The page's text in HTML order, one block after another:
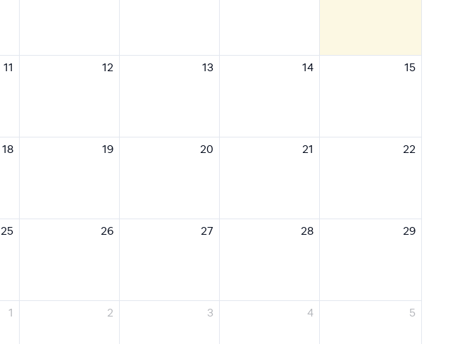
11 12 13 14 15
18 19 20 21 22
25 26 27 28 29
1 2 3 4 5